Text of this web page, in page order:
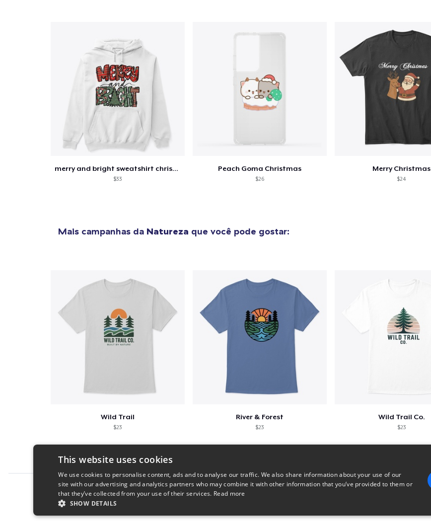
merry and bright sweatshirt christmas
$33
Peach Goma Christmas
$26
Merry Christmas
$24
Mais campanhas da Natureza que você pode gostar:
Wild Trail
$23
River & Forest
$23
Wild Trail Co.
$23
Report this product
This website uses cookies
We use cookies to personalise content, ads and to analyse our traffic. We also share information about your use of our
site with our advertising and analytics partners who may combine it with other information that you’ve provided to them or
that they’ve collected from your use of their services. Read more
SHOW DETAILS